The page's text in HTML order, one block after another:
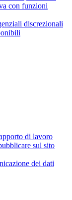
con funzioni
discrezionali
di lavoro
sul sito
dei dati